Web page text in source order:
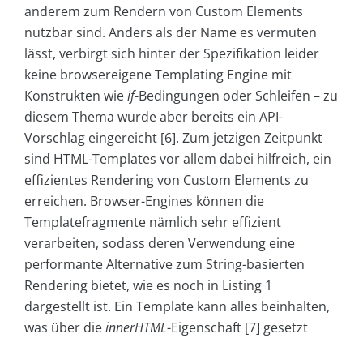
anderem zum Rendern von Custom Elements
nutzbar sind. Anders als der Name es vermuten
lässt, verbirgt sich hinter der Spezifikation leider
keine browsereigene Templating Engine mit
Konstrukten wieif-Bedingungen oder Schleifen – zu
diesem Thema wurde aber bereits ein API-
Vorschlag eingereicht [6]. Zum jetzigen Zeitpunkt
sind HTML-Templates vor allem dabei hilfreich, ein
effizientes Rendering von Custom Elements zu
erreichen. Browser-Engines können die
Templatefragmente nämlich sehr effizient
verarbeiten, sodass deren Verwendung eine
performante Alternative zum String-basierten
Rendering bietet, wie es noch in Listing 1
dargestellt ist. Ein Template kann alles beinhalten,
was über dieinnerHTML-Eigenschaft [7] gesetzt